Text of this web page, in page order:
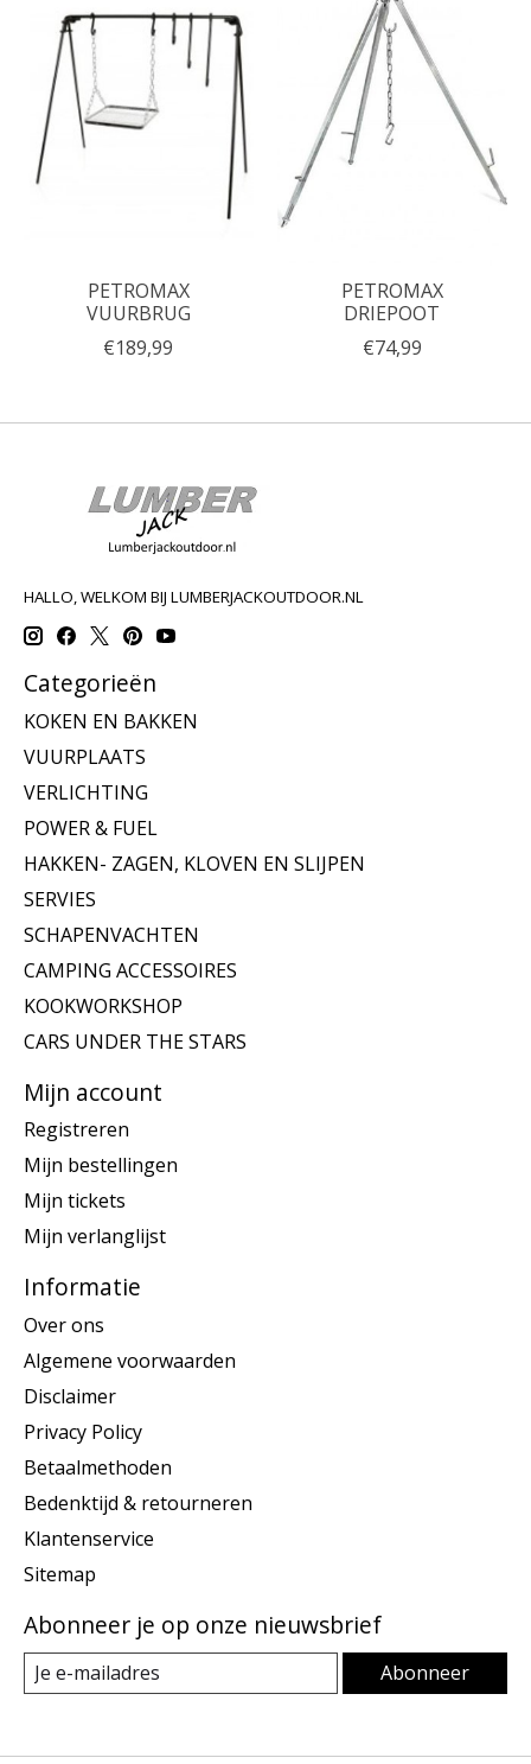
PETROMAX
VUURBRUG
€189,99
PETROMAX
DRIEPOOT
€74,99
HALLO, WELKOM BIJ LUMBERJACKOUTDOOR.NL
Categorieën
KOKEN EN BAKKEN
VUURPLAATS
VERLICHTING
POWER & FUEL
HAKKEN- ZAGEN, KLOVEN EN SLIJPEN
SERVIES
SCHAPENVACHTEN
CAMPING ACCESSOIRES
KOOKWORKSHOP
CARS UNDER THE STARS
Mijn account
Registreren
Mijn bestellingen
Mijn tickets
Mijn verlanglijst
Informatie
Over ons
Algemene voorwaarden
Disclaimer
Privacy Policy
Betaalmethoden
Bedenktijd & retourneren
Klantenservice
Sitemap
Abonneer je op onze nieuwsbrief
Abonneer